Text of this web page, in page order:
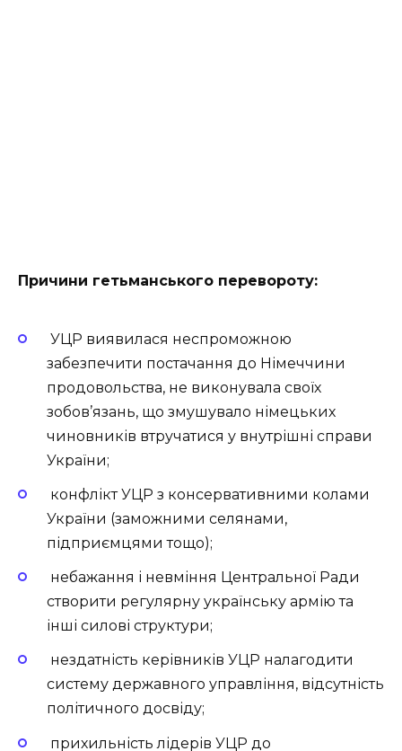
Причини гетьманського перевороту:
УЦР виявилася неспроможною
забезпечити постачання до Німеччини
продовольства, не виконувала своїх
зобов’язань, що змушувало німецьких
чиновників втручатися у внутрішні справи
України;
конфлікт УЦР з консервативними колами
України (заможними селянами,
підприємцями тощо);
небажання і невміння Центральної Ради
створити регулярну українську армію та
інші силові структури;
нездатність керівників УЦР налагодити
систему державного управління, відсутність
політичного досвіду;
прихильність лідерів УЦР до